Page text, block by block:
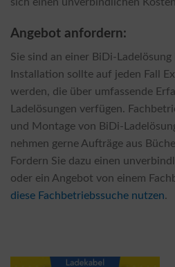
Angebot anfordern:
Sie sind an einer BiDi-
Installation sollte auf jeden Fall
werden, die über umfassende
Ladelösungen verfügen.
und Montage von BiDi-
nehmen gerne Aufträge aus
Fordern Sie dazu einen
oder ein Angebot von einem
diese Fachbetriebssuche nutzen.